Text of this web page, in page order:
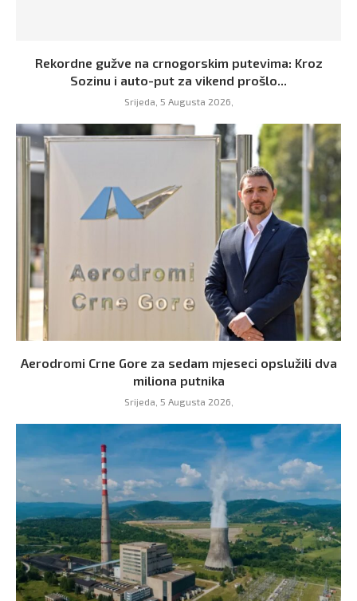
Rekordne gužve na crnogorskim putevima: Kroz
Sozinu i auto-put za vikend prošlo...
Srijeda, 5 Augusta 2026,
Aerodromi Crne Gore za sedam mjeseci opslužili dva
miliona putnika
Srijeda, 5 Augusta 2026,